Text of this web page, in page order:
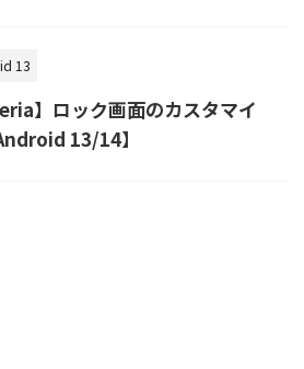
13
】ロック画面のカスタマイ
13/14】